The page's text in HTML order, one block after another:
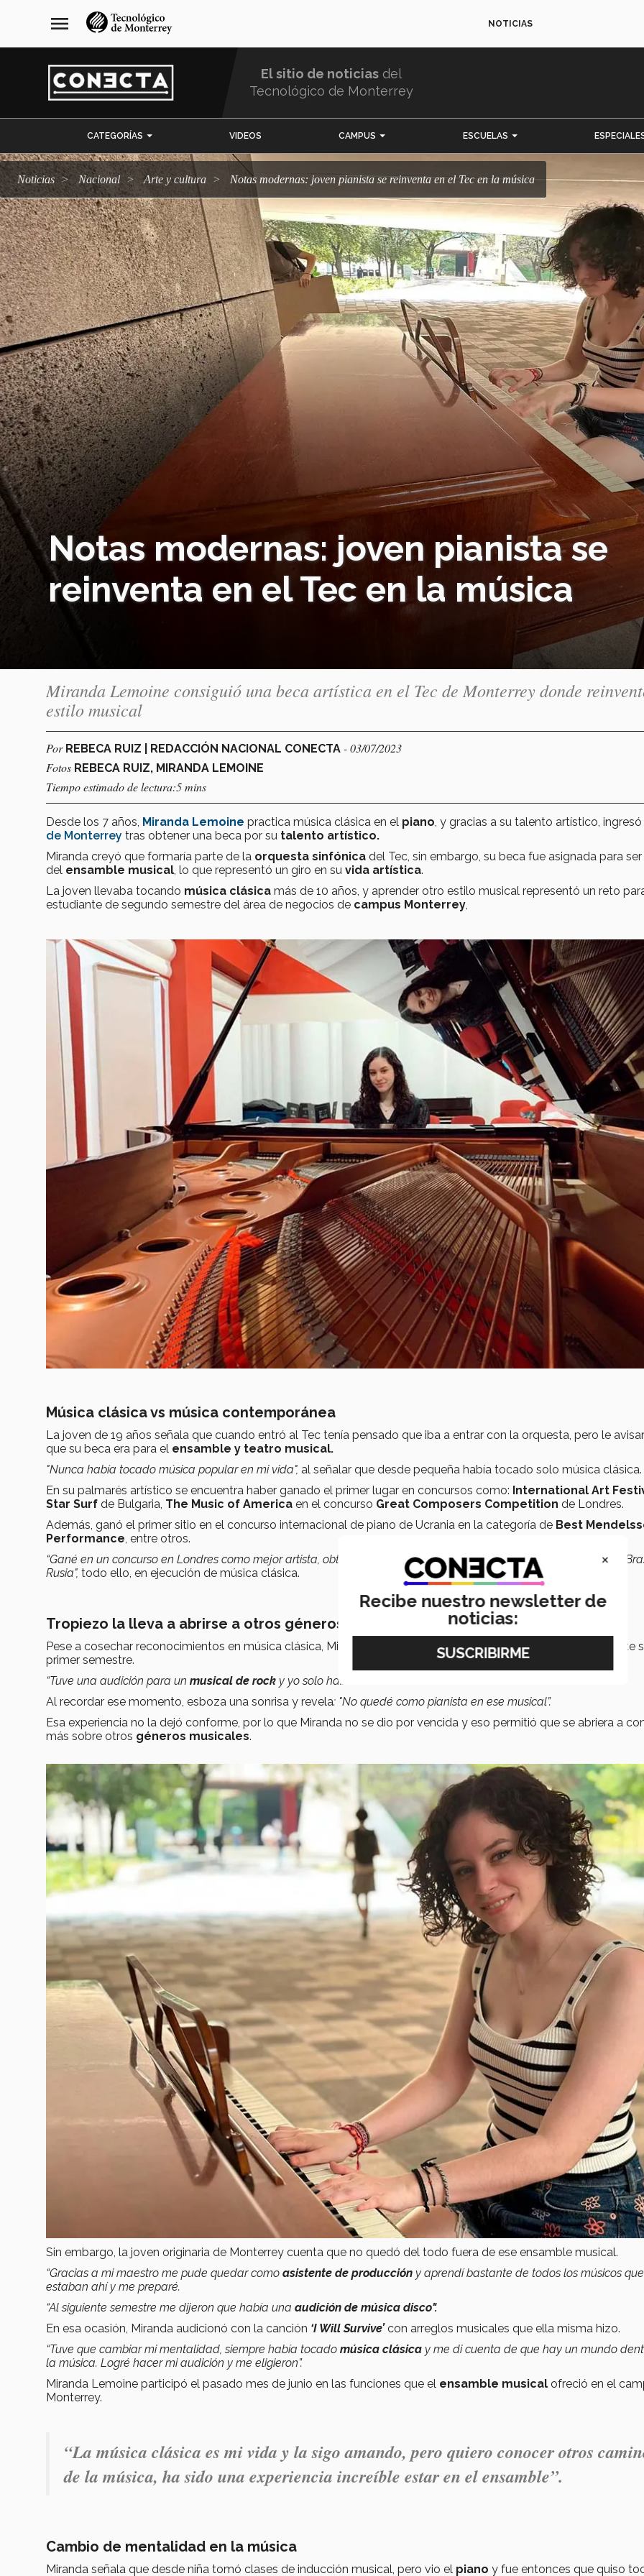
navegación
principal
menu NOTICIAS
El sitio de noticias del
Tecnológico de Monterrey
CATEGORÍAS VIDEOS CAMPUS ESCUELAS
Noticias Nacional arte y cultura Notas modernas: joven pianista se reinventa en el Tec en la música
Notas modernas: joven pianista se
reinventa en el Tec en la música
Miranda Lemoine consiguió una beca artística en el Tec de Monterrey donde
estilo musical
Por REBECA RUIZ | REDACCIÓN NACIONAL CONECTA - 03/07/2023
Fotos REBECA RUIZ, MIRANDA LEMOINE
Tiempo estimado de lectura:5 mins
Desde los 7 años, Miranda Lemoine practica música clásica en el piano , y gracias a su talento artístico, ingresó
de Monterrey tras obtener una beca por su talento artístico.
Miranda creyó que formaría parte de la orquesta sinfónica del Tec, sin embargo, su beca fue asignada para
del ensamble musical , lo que representó un giro en su vida artística.
La joven llevaba tocando música clásica más de 10 años, y aprender otro estilo musical representó un reto
estudiante de segundo semestre del área de negocios de campus Monterrey
Música clásica vs música contemporánea
La joven de 19 años señala que cuando entró al Tec tenía pensado que iba a entrar con la orquesta, pero le
que su beca era para el ensamble y teatro musical.
"Nunca había tocado música popular en mi vida", al señalar que desde pequeña había tocado solo música clásica.
En su palmarés artístico se encuentra haber ganado el primer lugar en concursos como: International Art
Star Surf de Bulgaria, The Music of America en el concurso Great Composers Competition de Londres.
Además, ganó el primer sitio en el concurso internacional de piano de Ucrania en la categoría de Best
Performance, entre otros.
“Gané en un concurso en Londres como mejor artista, obtuve un
tercer lugaren París,primer lugar
en Israel, en
Rusia", todo ello, en ejecución de música clásica.
Tropiezo la lleva a abrirse a otros géneros musicales
Pese a cosechar reconocimientos en música clásica, Miranda recuerda cómo fue suprimera audición
durante
primer semestre.
“Tuve una audición para un musical de rock y yo solo había tocado música clásica".
Al recordar ese momento, esboza una sonrisa y revela: "No quedé como pianista en ese musical”.
Esa experiencia no la dejó conforme, por lo que Miranda no se dio por vencida y eso permitió que se abriera a
más sobre otros géneros musicales.
Sin embargo, la joven originaria de Monterrey cuenta que no quedó del todo fuera de ese ensamble musical.
“Gracias a mi maestro me pude quedar como asistente de producción y aprendí bastante de todos los músicos que
estaban ahí y me preparé.
“Al siguiente semestre me dijeron que había una audición de música disco".
En esa ocasión, Miranda audicionó con la canción ‘I Will Survive’ con arreglos musicales que ella misma hizo.
“Tuve que cambiar mi mentalidad, siempre había tocado música clásica y me di cuenta de que hay un mundo
la música. Logré hacer mi audición y me eligieron”.
Miranda Lemoine participó el pasado mes de junio en las funciones que el ensamble musical ofreció en el
Monterrey.
“Lamúsica clásica es mi vida y la sigo amando, pero quiero conocer otros
de la música, ha sido una experiencia increíble estar en el ensamble”.
Cambio de mentalidad en la música
Miranda señala que desde niña tomó clases de inducción musical, pero vio el piano y fue entonces que quiso
×
Recibe nuestro newsletter de
noticias: